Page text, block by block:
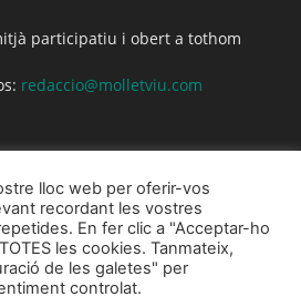
participatiu i obert a tothom
redaccio@molletviu.com
lloc web per oferir-vos
recordant les vostres
En fer clic a "Acceptar-ho
les cookies. Tanmateix,
de les galetes" per
controlat.